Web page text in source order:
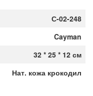
С-02-248
Cayman
32 * 25 * 12 см
Нат. кожа крокодил